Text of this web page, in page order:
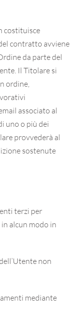
costituisce
contratto avviene
da parte del
Il Titolare si
ordine,
associato al
uno o più dei
provvederà al
sostenute
terzi per
alcun modo in
non
mediante